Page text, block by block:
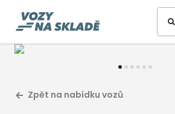
Zpět na nabídku vozů